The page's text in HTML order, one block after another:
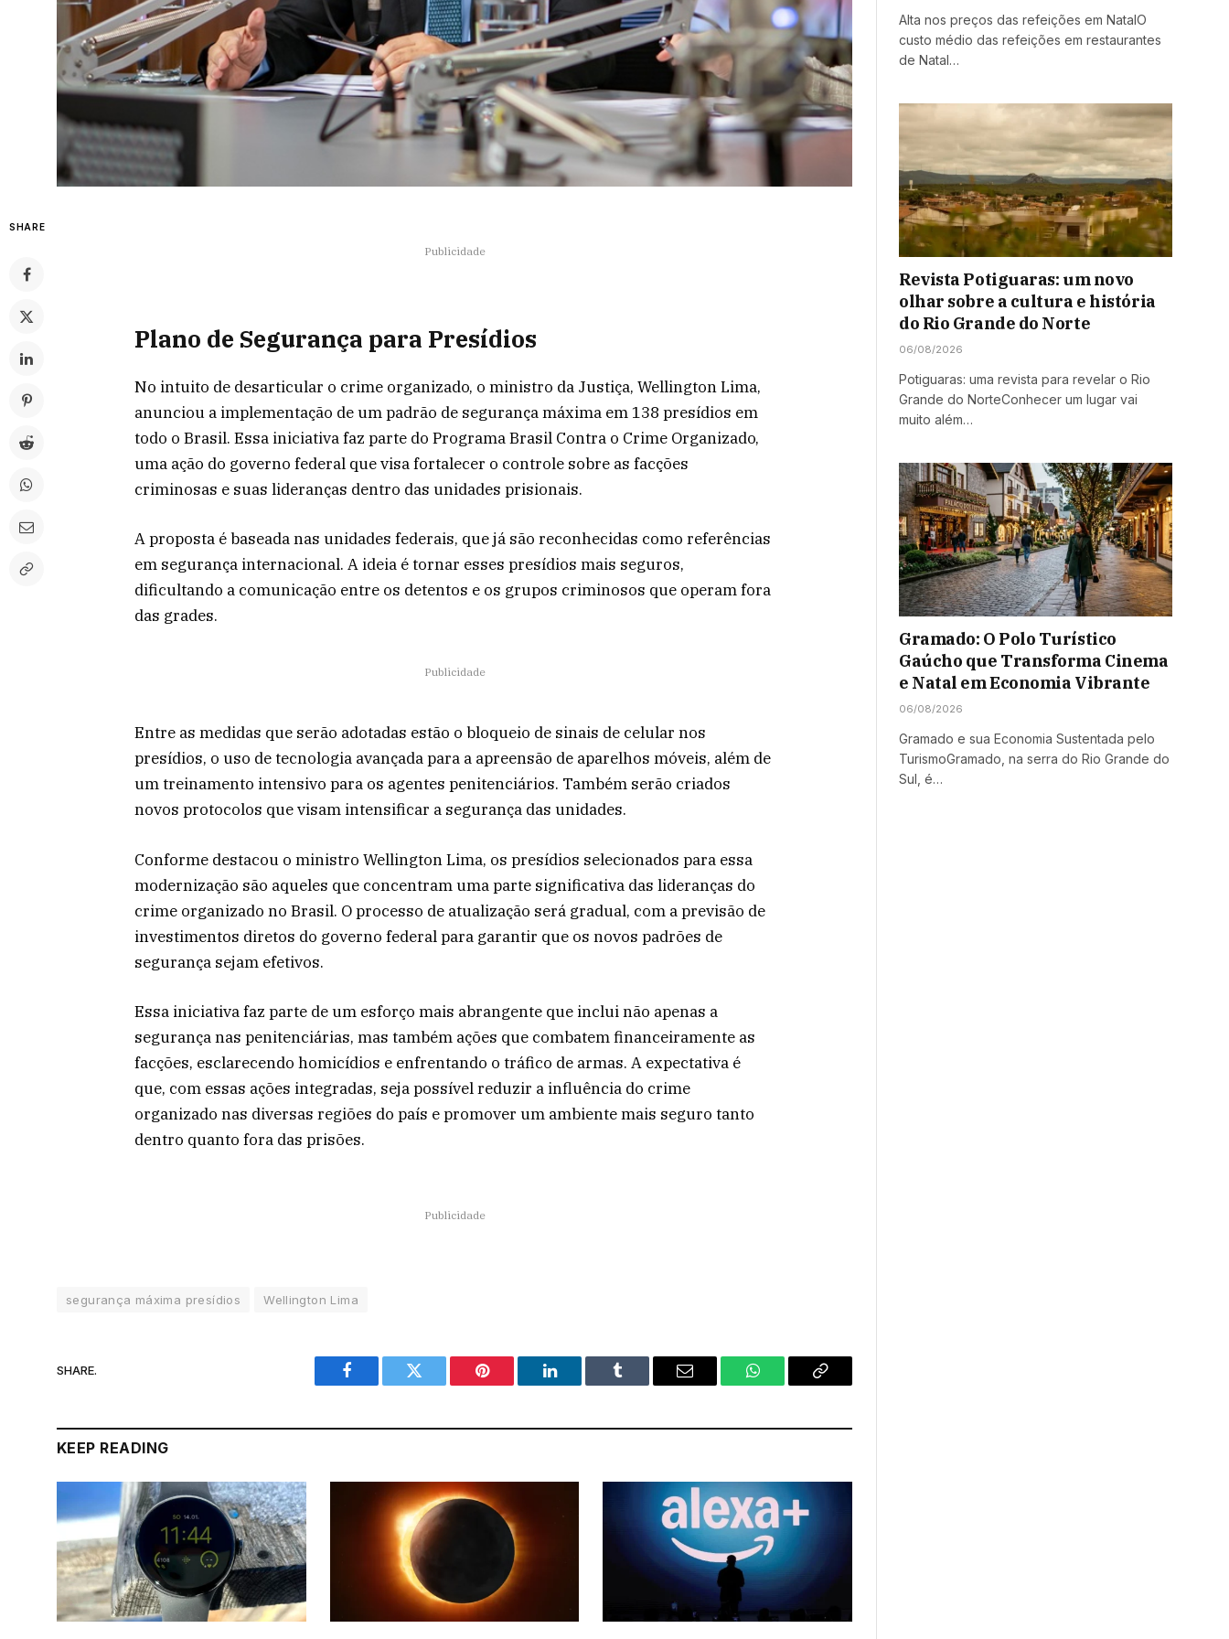
SHARE
Publicidade
Plano de Segurança para Presídios
No intuito de desarticular o crime organizado, o ministro da Justiça, Wellington Lima,
anunciou a implementação de um padrão de segurança máxima em 138 presídios em
todo o Brasil. Essa iniciativa faz parte do Programa Brasil Contra o Crime Organizado,
uma ação do governo federal que visa fortalecer o controle sobre as facções
criminosas e suas lideranças dentro das unidades prisionais.
A proposta é baseada nas unidades federais, que já são reconhecidas como referências
em segurança internacional. A ideia é tornar esses presídios mais seguros,
dificultando a comunicação entre os detentos e os grupos criminosos que operam fora
das grades.
Publicidade
Entre as medidas que serão adotadas estão o bloqueio de sinais de celular nos
presídios, o uso de tecnologia avançada para a apreensão de aparelhos móveis, além de
um treinamento intensivo para os agentes penitenciários. Também serão criados
novos protocolos que visam intensificar a segurança das unidades.
Conforme destacou o ministro Wellington Lima, os presídios selecionados para essa
modernização são aqueles que concentram uma parte significativa das lideranças do
crime organizado no Brasil. O processo de atualização será gradual, com a previsão de
investimentos diretos do governo federal para garantir que os novos padrões de
segurança sejam efetivos.
Essa iniciativa faz parte de um esforço mais abrangente que inclui não apenas a
segurança nas penitenciárias, mas também ações que combatem financeiramente as
facções, esclarecendo homicídios e enfrentando o tráfico de armas. A expectativa é
que, com essas ações integradas, seja possível reduzir a influência do crime
organizado nas diversas regiões do país e promover um ambiente mais seguro tanto
dentro quanto fora das prisões.
Publicidade
segurança máxima presídios Wellington Lima
SHARE.
Facebook Twitter Pinterest LinkedIn Tumblr Email WhatsAppCopy
KEEP READING
Alta nos preços das refeições em NatalO
custo médio das refeições em restaurantes
de Natal…
Revista Potiguaras: um novo
olhar sobre a cultura e história
do Rio Grande do Norte
06/08/2026
Potiguaras: uma revista para revelar o Rio
Grande do NorteConhecer um lugar vai
muito além…
Gramado: O Polo Turístico
Gaúcho que Transforma Cinema
e Natal em Economia Vibrante
06/08/2026
Gramado e sua Economia Sustentada pelo
TurismoGramado, na serra do Rio Grande do
Sul, é…